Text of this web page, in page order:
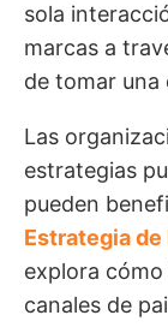
sola
marcas a
de tomar una
Las
estrategias
pueden
Estrategia
explora
canales de